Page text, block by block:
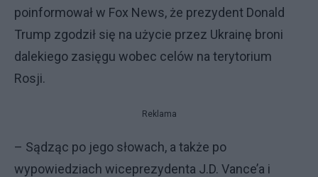
poinformował w Fox News, że prezydent Donald
Trump zgodził się na użycie przez Ukrainę broni
dalekiego zasięgu wobec celów na terytorium
Rosji.
Reklama
– Sądząc po jego słowach, a także po
wypowiedziach wiceprezydenta J.D. Vance’a i